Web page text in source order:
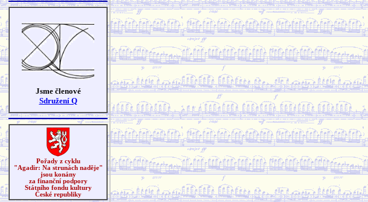
Jsme členové
Sdružení Q
Pořady z cyklu
"Agadir: Na strunách naděje"
jsou konány
za finanční podpory
Státního fondu kultury
České republiky